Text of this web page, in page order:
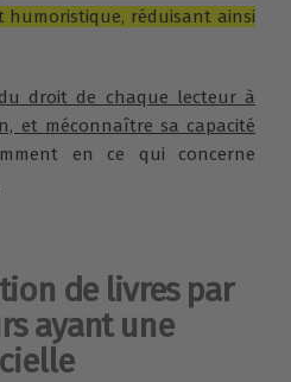
humoristique, réduisant ainsi
droit de chaque lecteur à
et méconnaître sa capacité
en ce qui concerne
de livres par
ayant une